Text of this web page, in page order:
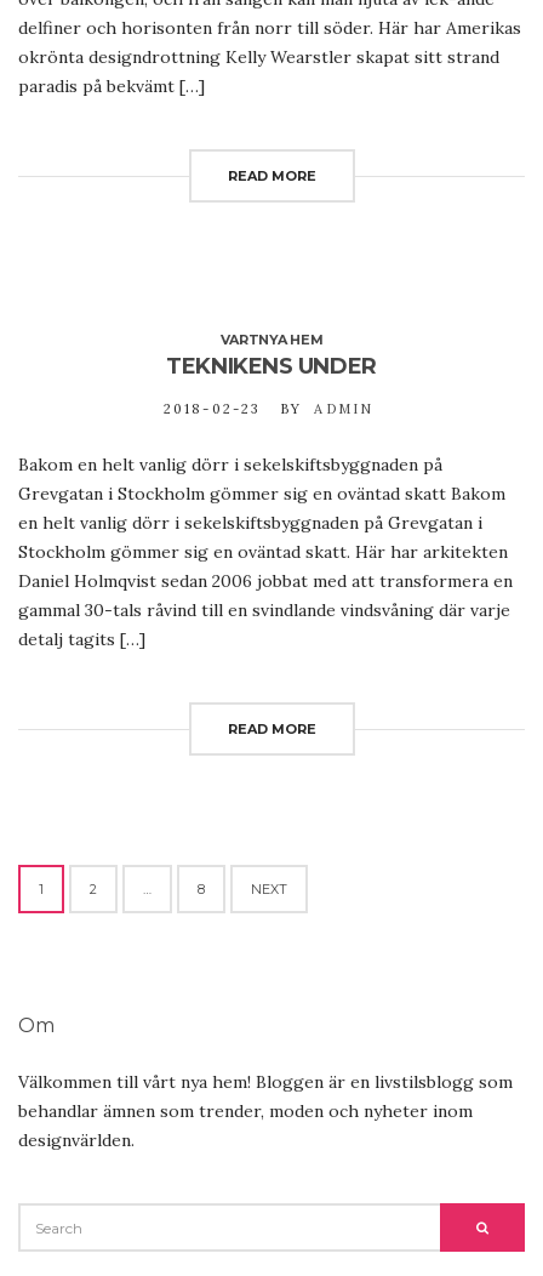
delfiner och horisonten från norr till söder. Här har Amerikas
okrönta designdrottning Kelly Wearstler skapat sitt strand
paradis på bekvämt […]
READ MORE
VARTNYA HEM
TEKNIKENS UNDER
2018-02-23 BY ADMIN
Bakom en helt vanlig dörr i sekelskiftsbyggnaden på
Grevgatan i Stockholm gömmer sig en oväntad skatt Bakom
en helt vanlig dörr i sekelskiftsbyggnaden på Grevgatan i
Stockholm gömmer sig en oväntad skatt. Här har arkitekten
Daniel Holmqvist sedan 2006 jobbat med att transformera en
gammal 30-tals råvind till en svindlande vindsvåning där varje
detalj tagits […]
READ MORE
Posts
1 2 … 8 NEXT
Om
Välkommen till vårt nya hem! Bloggen är en livstilsblogg som
behandlar ämnen som trender, moden och nyheter inom
designvärlden.
FOR: